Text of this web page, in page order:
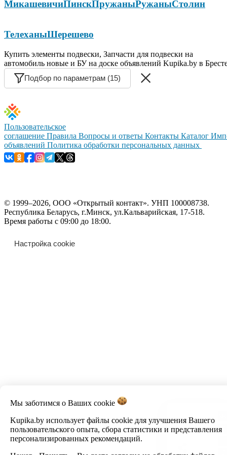
МикашевичиПинскПружаныРужаныСтолин
ТелеханыШерешево
Купить элементы подвески, Запчасти для подвески на
автомобиль новые и БУ на доске объявлений Kupika.by в
Подбор по параметрам (15)
Мы заботимся о Ваших cookie
Kupika.by использует файлы cookie для улучшения Вашего
пользовательского опыта, сбора статистики и представления
персонализированных рекомендаций.
Пользовательское
соглашение Правила Вопросы и ответы Контакты Каталог
объявлений Политика обработки персональных данных
© 1999–2026, ООО «Открытый контакт». УНП 100008738.
Республика Беларусь, г.Минск, ул.Кальварийская, 17-518.
Время работы с 09:00 до 18:00.
Настройка cookie